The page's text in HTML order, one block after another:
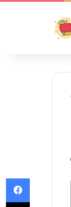
Facebook
X